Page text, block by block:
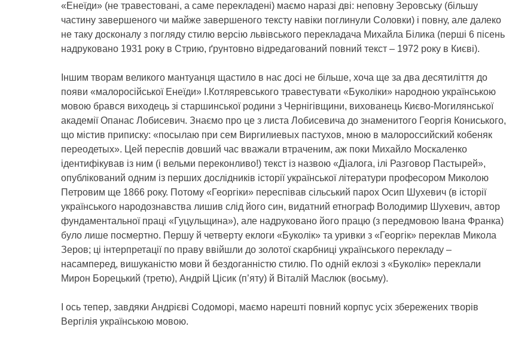
«Енеїди» (не травестовані, а саме перекладені) маємо наразі дві: неповну Зеровську (більшу
частину завершеного чи майже завершеного тексту навіки поглинули Соловки) і повну, але далеко
не таку досконалу з погляду стилю версію львівського перекладача Михайла Білика (перші 6 пісень
надруковано 1931 року в Стрию, ґрунтовно відредагований повний текст – 1972 року в Києві).
Іншим творам великого мантуанця щастило в нас досі не більше, хоча ще за два десятиліття до
появи «малоросійської Енеїди» І.Котляревського травестувати «Буколіки» народною українською
мовою брався виходець зі старшинської родини з Чернігівщини, вихованець Києво-Могилянської
академії Опанас Лобисевич. Знаємо про це з листа Лобисевича до знаменитого Георгія Кониського,
що містив приписку: «посылаю при сем Виргилиевых пастухов, мною в малороссийский кобеняк
переодетых». Цей переспів довший час вважали втраченим, аж поки Михайло Москаленко
ідентифікував із ним (і вельми переконливо!) текст із назвою «Діалога, ілі Разговор Пастырей»,
опублікований одним із перших дослідників історії української літератури професором Миколою
Петровим ще 1866 року. Потому «Георгіки» переспівав сільський парох Осип Шухевич (в історії
українського народознавства лишив слід його син, видатний етнограф Володимир Шухевич, автор
фундаментальної праці «Гуцульщина»), але надруковано його працю (з передмовою Івана Франка)
було лише посмертно. Першу й четверту еклоги «Буколік» та уривки з «Георгік» переклав Микола
Зеров; ці інтерпретації по праву ввійшли до золотої скарбниці українського перекладу –
насамперед, вишуканістю мови й бездоганністю стилю. По одній еклозі з «Буколік» переклали
Мирон Борецький (третю), Андрій Цісик (п’яту) й Віталій Маслюк (восьму).
І ось тепер, завдяки Андрієві Содоморі, маємо нарешті повний корпус усіх збережених творів
Вергілія українською мовою.